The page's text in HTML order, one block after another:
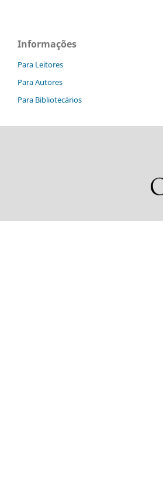
Informações
Para Leitores
Para Autores
Para Bibliotecários